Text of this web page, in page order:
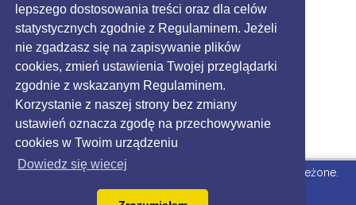
lepszego dostosowania treści oraz dla celów
statystycznych zgodnie z Regulaminem. Jeżeli
nie zgadzasz się na zapisywanie plików
cookies, zmień ustawienia Twojej przeglądarki
zgodnie z wskazanym Regulaminem.
Korzystanie z naszej strony bez zmiany
ustawień oznacza zgodę na przechowywanie
cookies w Twoim urządzeniu
Dowiedz się wiecej
© 2016 - Gmina Święciechowa. Wszystkie prawa zastrzeżone.
Strona dla Urzędu
wdrożone przez Grikon.eu |